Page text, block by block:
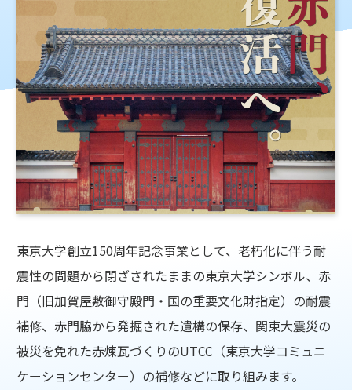
東京大学創立150周年記念事業として、老朽化に伴う耐
震性の問題から閉ざされたままの東京大学シンボル、赤
門（旧加賀屋敷御守殿門・国の重要文化財指定）の耐震
補修、赤門脇から発掘された遺構の保存、関東大震災の
被災を免れた赤煉瓦づくりのUTCC（東京大学コミュニ
ケーションセンター）の補修などに取り組みます。